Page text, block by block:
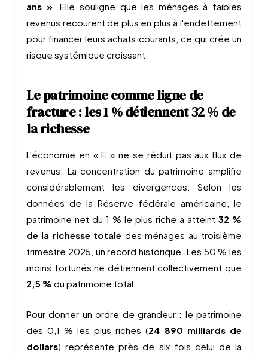
ans ». Elle souligne que les ménages à faibles
revenus recourent de plus en plus à l'endettement
pour financer leurs achats courants, ce qui crée un
risque systémique croissant.
Le patrimoine comme ligne de
fracture : les 1 % détiennent 32 % de
la richesse
L'économie en « E » ne se réduit pas aux flux de
revenus. La concentration du patrimoine amplifie
considérablement les divergences. Selon les
données de la Réserve fédérale américaine, le
patrimoine net du 1 % le plus riche a atteint 32 %
de la richesse totale des ménages au troisième
trimestre 2025, un record historique. Les 50 % les
moins fortunés ne détiennent collectivement que
2,5 % du patrimoine total.
Pour donner un ordre de grandeur : le patrimoine
des 0,1 % les plus riches (24 890 milliards de
dollars) représente près de six fois celui de la